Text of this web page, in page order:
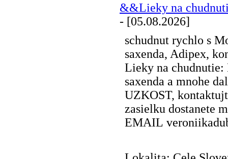
&&Lieky na
- [05.08.2026]
schudnut rychlo s
saxenda, Adipex,
Lieky na chudnutie:
saxenda a mnohe
UZKOST,
zasielku dostanete
EMAIL